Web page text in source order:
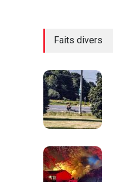
Faits divers